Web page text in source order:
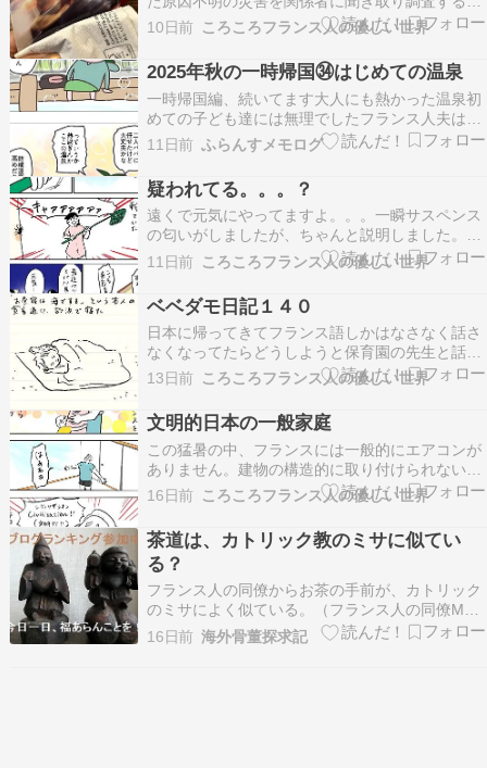
とで、全容をつかんでいこうと探る物語です。ど
うして多くの人が亡くなるまでの大きな災害だっ
たにも関わらず、原因、犯人がわからないのか。
インタビューを受ける人たちの憶測がどこかでつ
ながっているよう…
10日前 ころころフランス人の優しい世界
2025年秋の一時帰国㉞はじめての温泉
一時帰国編、続いてます大人にも熱かった温泉初
めての子ども達には無理でしたフランス人夫は子
ども達に見守られながら頑張ってちょっと入った
そう Xやってます にほんブログ村 人気ブログラ
ンキング 本日も最後までお読み頂き、誠に有難う
ございました！orz
11日前 ふらんすメモログ
疑われてる。。。？
遠くで元気にやってますよ。。。一瞬サスペンス
の匂いがしましたが、ちゃんと説明しました。お
隣さんにはいつもベベダモの保育園の行き帰りに
挨拶していたので、急にいなくなって心配してた
のでしょう。私が怖い虫と戦っていた戦場の雄叫
びも相まって、良からぬ憶測をさせてしまったか
もしれません。ベ…
11日前 ころころフランス人の優しい世界
ベベダモ日記１４０
日本に帰ってきてフランス語しかはなさなく話さ
なくなってたらどうしようと保育園の先生と話し
てたのですが、そんな心配は全然ありませんでし
た。元気に帰ってきてくれて嬉しいです。ベベダ
モがいなかった間はとても寂しかったので、しば
らく理不尽を言われてもニコニコ過ごせそう。私
は一人時間を満喫…
13日前 ころころフランス人の優しい世界
文明的日本の一般家庭
この猛暑の中、フランスには一般的にエアコンが
ありません。建物の構造的に取り付けられないの
と、景観を守るため室外機が取り付けられないこ
とが主な理由です。私たちがフランスに住んでい
た頃はここまでひどく暑くなる日は少なかったの
で、窓を開ける、水シャワーを浴びるなどの対策
で間に合ってまし…
16日前 ころころフランス人の優しい世界
茶道は、カトリック教のミサに似てい
る？
フランス人の同僚からお茶の手前が、カトリック
のミサによく似ている。（フランス人の同僚M
は、結構敬虔なカトリック教徒で毎週、ミサに参
加しているそうです。）と言われました。確か
16日前 海外骨董探求記